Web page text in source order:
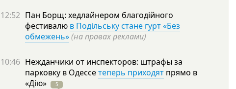
12:52 Пан Борщ: хедлайнером благодійного
фестивалю в Подільську стане гурт «Без
обмежень»(на правах реклами)
10:46 Нежданчики от инспекторов: штрафы за
парковку в Одессетеперь приходят прямо в
«Дію»
5